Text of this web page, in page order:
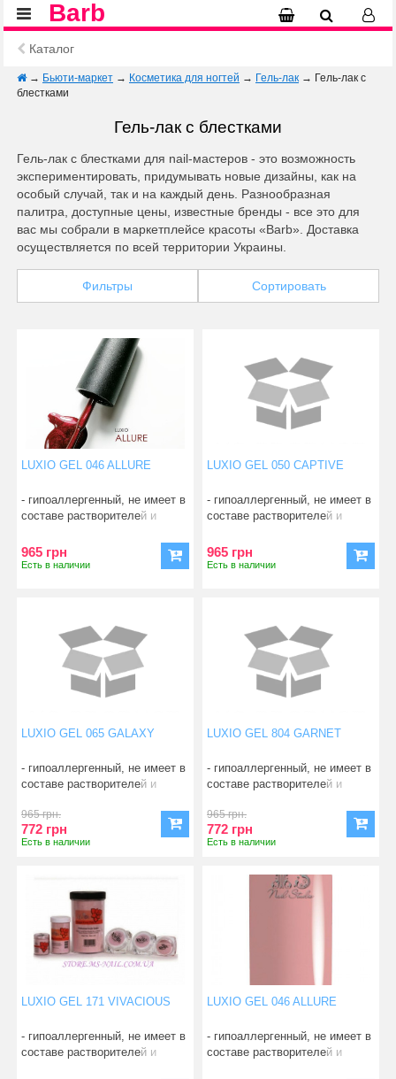
Barb
Каталог
→ Бьюти-маркет → Косметика для ногтей → Гель-лак → Гель-лак с
блестками
Гель-лак с блестками
Гель-лак с блестками для nail-мастеров - это возможность
экспериментировать, придумывать новые дизайны, как на
особый случай, так и на каждый день. Разнообразная
палитра, доступные цены, известные бренды - все это для
вас мы собрали в маркетплейсе красоты «Barb». Доставка
осуществляется по всей территории Украины.
Фильтры Сортировать
LUXIO GEL 046 ALLURE
- гипоаллергенный, не имеет в
составе растворителей и
965 грн
Есть в наличии
LUXIO GEL 050 CAPTIVE
- гипоаллергенный, не имеет в
составе растворителей и
965 грн
Есть в наличии
LUXIO GEL 065 GALAXY
- гипоаллергенный, не имеет в
составе растворителей и
965 грн.
772 грн
Есть в наличии
LUXIO GEL 804 GARNET
- гипоаллергенный, не имеет в
составе растворителей и
965 грн.
772 грн
Есть в наличии
LUXIO GEL 171 VIVACIOUS
- гипоаллергенный, не имеет в
составе растворителей и
LUXIO GEL 046 ALLURE
- гипоаллергенный, не имеет в
составе растворителей и